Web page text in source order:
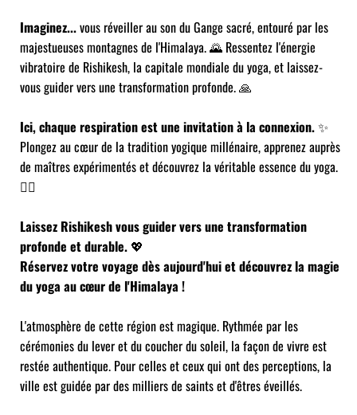
Imaginez...vous réveiller au son du Gange sacré, entouré par les
majestueuses montagnes de l'Himalaya. 🌄 Ressentez l'énergie
vibratoire de Rishikesh, la capitale mondiale du yoga, et laissez-
vous guider vers une transformation profonde. 🙏
Ici, chaque respiration est une invitation à la connexion.✨
Plongez au cœur de la tradition yogique millénaire, apprenez auprès
de maîtres expérimentés et découvrez la véritable essence du yoga.
🧘‍♀️
Laissez Rishikesh vous guider vers une transformation
profonde et durable. 💖
Réservez votre voyage dès aujourd'hui et découvrez la magie
du yoga au cœur de l'Himalaya !
L'atmosphère de cette région est magique. Rythmée par les
cérémonies du lever et du coucher du soleil, la façon de vivre est
restée authentique. Pour celles et ceux qui ont des perceptions, la
ville est guidée par des milliers de saints et d'êtres éveillés.